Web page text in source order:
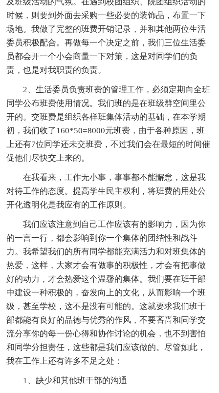
时候，则要到外面去采购一些必要的装饰品，布置一下
场地。我做了完整的班费开销记录，并和其他两位生活
委员积极配合。再做每一个决定之前，我们三位生活委
员都会开一个小会商量一下对策，这是对同学们的负
责，也是对我职责的负责。
2、生活委员负责班费的管理工作，必须定期向全班
同学公布班费使用情况。我们班的是在班级群空间里公
开的。交班费是组织各样班集体活动的基础，在本学期
初，我们收了160*50=8000元班费，由于各种原因，班
上还有7位同学还未交班费，不过我们会在最短的时间催
促他们尽快交上来的。
在我看来，工作无小事，事事都不能懈怠，这是我
对待工作的态度。提高学生民主权利，将班费的用处公
开化透明化是我应有的工作原则。
我们应该注意到自己工作应该有的影响力，因为你
的一言一行，都会影响到你一个集体的团结性和战斗
力。我希望我们的所有同学都能充满活力和对班集体的
热爱，这样，大家才会有做事的积极性，才会有把事做
好的动力，才会热爱这个温馨的集体。我们要在班干部
中建设一种积极的，奋发向上的文化，从而影响一个班
级，甚至学校，这不是没有可能的。这就要求我们班干
部都能有良好的品德与优秀的作风，不要吝啬和同学交
流分享你的每一份心得和协作讨论的机会，也不到害怕
和同学分担责任，这些都是我们应该做的。尽管如此，
我在工作上还有许多不足之处：
1、缺少和其他班干部的沟通